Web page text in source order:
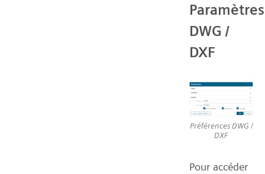
Paramètres
DWG /
DXF
Préférences DWG /
DXF
Pour accéder